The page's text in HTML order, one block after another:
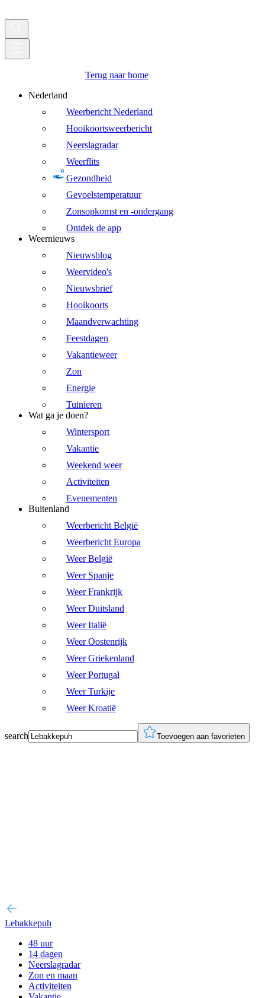
Terug naar home
Nederland
Weerbericht Nederland
Hooikoortsweerbericht
Neerslagradar
Weerflits
Gezondheid
Gevoelstemperatuur
Zonsopkomst en -ondergang
Ontdek de app
Weernieuws
Nieuwsblog
Weervideo's
Nieuwsbrief
Hooikoorts
Maandverwachting
Feestdagen
Vakantieweer
Zon
Energie
Tuinieren
Wat ga je doen?
Wintersport
Vakantie
Weekend weer
Activiteiten
Evenementen
Buitenland
Weerbericht België
Weerbericht Europa
Weer België
Weer Spanje
Weer Frankrijk
Weer Duitsland
Weer Italië
Weer Oostenrijk
Weer Griekenland
Weer Portugal
Weer Turkije
Weer Kroatië
search Toevoegen aan favorieten
Lebakkepuh
48 uur
14 dagen
Neerslagradar
Zon en maan
Activiteiten